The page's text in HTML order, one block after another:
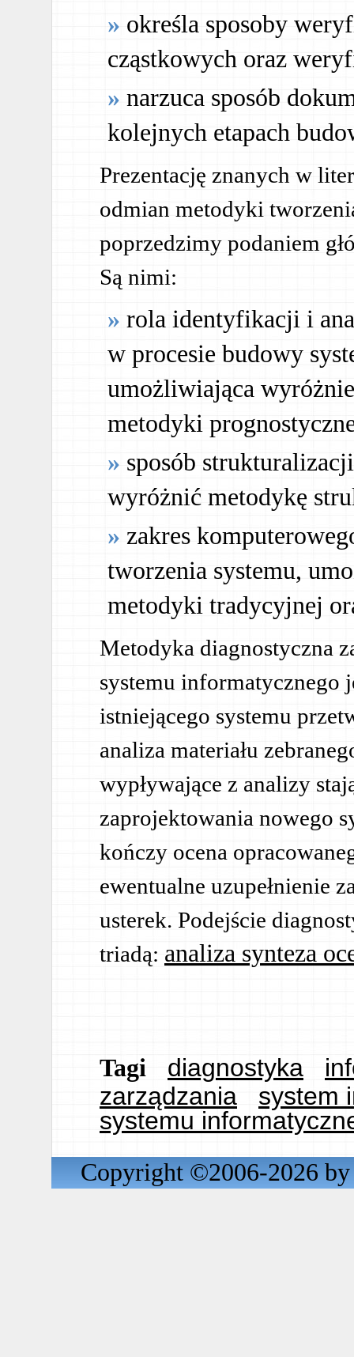
określa sposoby
cząstkowych oraz
narzuca sposób
kolejnych etapach
Prezentację znanych w
odmian metodyki
poprzedzimy podaniem
Są nimi:
rola identyfikacji i
w procesie budowy
umożliwiająca
metodyki
sposób
wyróżnić metodykę
zakres
tworzenia systemu,
metodyki tradycyjnej
Metodyka diagnostyczna
systemu informatycznego
istniejącego systemu
analiza materiału
wypływające z analizy
zaprojektowania nowego
kończy ocena
ewentualne uzupełnienie
usterek. Podejście
triadą: analiza synteza
Tagi diagnostyka
zarządzania
system
systemu
Copyright ©2006-2026